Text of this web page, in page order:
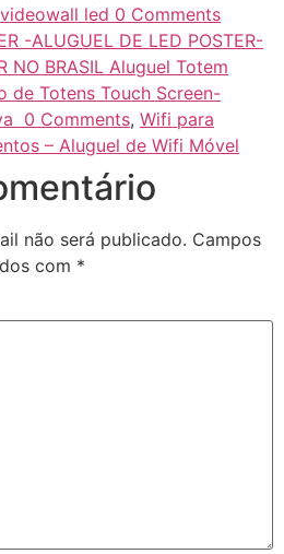
videowall led 0 Comments
-ALUGUEL DE LED POSTER-
NO BRASIL Aluguel Totem
de Totens Touch Screen-
0 Comments, Wifi para
– Aluguel de Wifi Móvel
não será publicado. Campos
com *